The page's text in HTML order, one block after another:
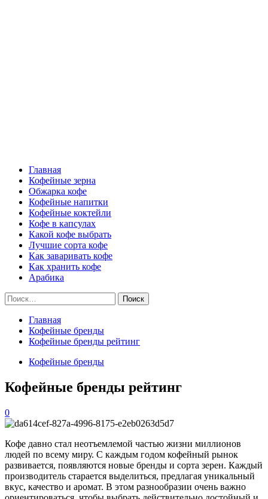
Главная
Кофейные зерна
Обжарка кофе
Кофейные напитки
Кофейные коктейли
Кофе в капсулах
Какой кофе выбрать
Лучшие сорта кофе
Как заваривать кофе
Как хранить кофе
Арабика
Найти:
Главная
Кофейные бренды
Кофейные бренды рейтинг
Кофейные бренды
Кофейные бренды рейтинг
0
Кофе давно стал неотъемлемой частью жизни миллионов
людей по всему миру. С каждым годом кофейный рынок
развивается, появляются новые бренды и сорта зерен. Каждый
производитель старается выделиться, предлагая уникальный
вкус, качество и аромат. В этом разнообразии очень важно